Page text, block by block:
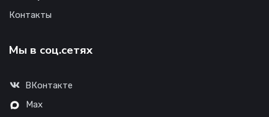
Контакты
Мы в соц.сетях
ВКонтакте
Max